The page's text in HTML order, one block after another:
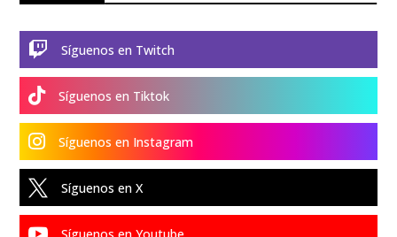
 Síguenos en Twitch
 Síguenos en Tiktok
 Síguenos en Instagram
 Síguenos en X